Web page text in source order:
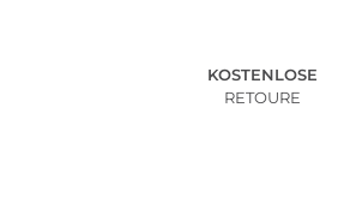
KOSTENLOSE
RETOURE